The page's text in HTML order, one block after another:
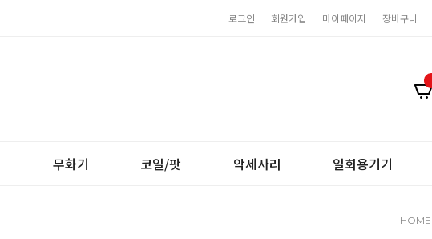
로그인 회원가입 마이페이지 장바구니
무화기 코일/팟 악세사리 일회용기기
HOME